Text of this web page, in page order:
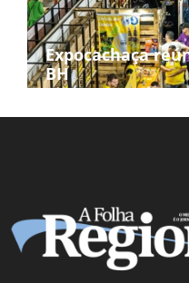
Expocachaça
BH